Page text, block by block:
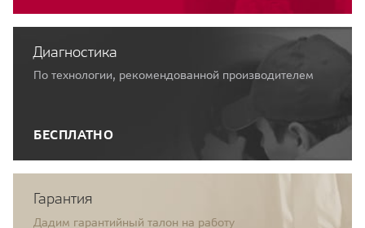
Диагностика
По технологии, рекомендованной производителем
БЕСПЛАТНО
Гарантия
Дадим гарантийный талон на работу